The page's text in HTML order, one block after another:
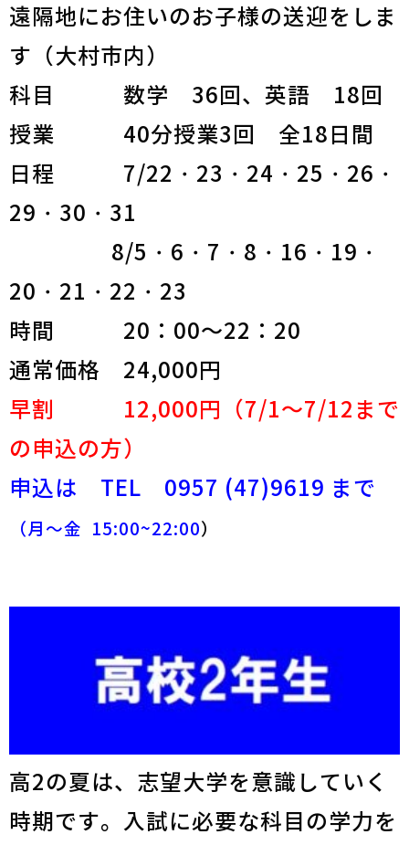
遠隔地にお住いのお子様の送迎をしま
す（大村市内）
科目 数学 36回、英語 18回
授業 40分授業3回 全18日間
日程 7/22・23・24・25・26・
29・30・31
8/5・6・7・8・16・19・
20・21・22・23
時間 20：00～22：20
通常価格 24,000円
早割 12,000円（7/1～7/12まで
の申込の方）
申込は TEL 0957 (47)9619 まで
（月～金 15:00~22:00）
高2の夏は、志望大学を意識していく
時期です。入試に必要な科目の学力を